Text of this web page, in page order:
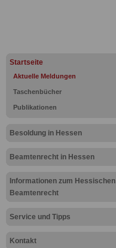
Startseite
Aktuelle Meldungen
Taschenbücher
Publikationen
Besoldung in Hessen
Beamtenrecht in Hessen
Informationen zum Hessischen
Beamtenrecht
Service und Tipps
Kontakt